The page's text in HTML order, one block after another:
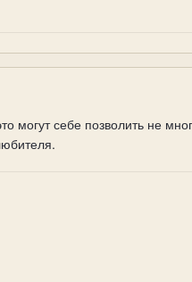
себе позволить не